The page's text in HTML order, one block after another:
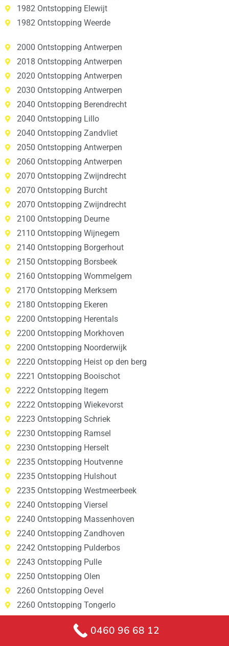
1982 Ontstopping Elewijt
1982 Ontstopping Weerde
2000 Ontstopping Antwerpen
2018 Ontstopping Antwerpen
2020 Ontstopping Antwerpen
2030 Ontstopping Antwerpen
2040 Ontstopping Berendrecht
2040 Ontstopping Lillo
2040 Ontstopping Zandvliet
2050 Ontstopping Antwerpen
2060 Ontstopping Antwerpen
2070 Ontstopping Zwijndrecht
2070 Ontstopping Burcht
2070 Ontstopping Zwijndrecht
2100 Ontstopping Deurne
2110 Ontstopping Wijnegem
2140 Ontstopping Borgerhout
2150 Ontstopping Borsbeek
2160 Ontstopping Wommelgem
2170 Ontstopping Merksem
2180 Ontstopping Ekeren
2200 Ontstopping Herentals
2200 Ontstopping Morkhoven
2200 Ontstopping Noorderwijk
2220 Ontstopping Heist op den berg
2221 Ontstopping Booischot
2222 Ontstopping Itegem
2222 Ontstopping Wiekevorst
2223 Ontstopping Schriek
2230 Ontstopping Ramsel
2230 Ontstopping Herselt
2235 Ontstopping Houtvenne
2235 Ontstopping Hulshout
2235 Ontstopping Westmeerbeek
2240 Ontstopping Viersel
2240 Ontstopping Massenhoven
2240 Ontstopping Zandhoven
2242 Ontstopping Pulderbos
2243 Ontstopping Pulle
2250 Ontstopping Olen
2260 Ontstopping Oevel
2260 Ontstopping Tongerlo
2260 Ontstopping Zoerle-Parwijs
0460 96 68 12